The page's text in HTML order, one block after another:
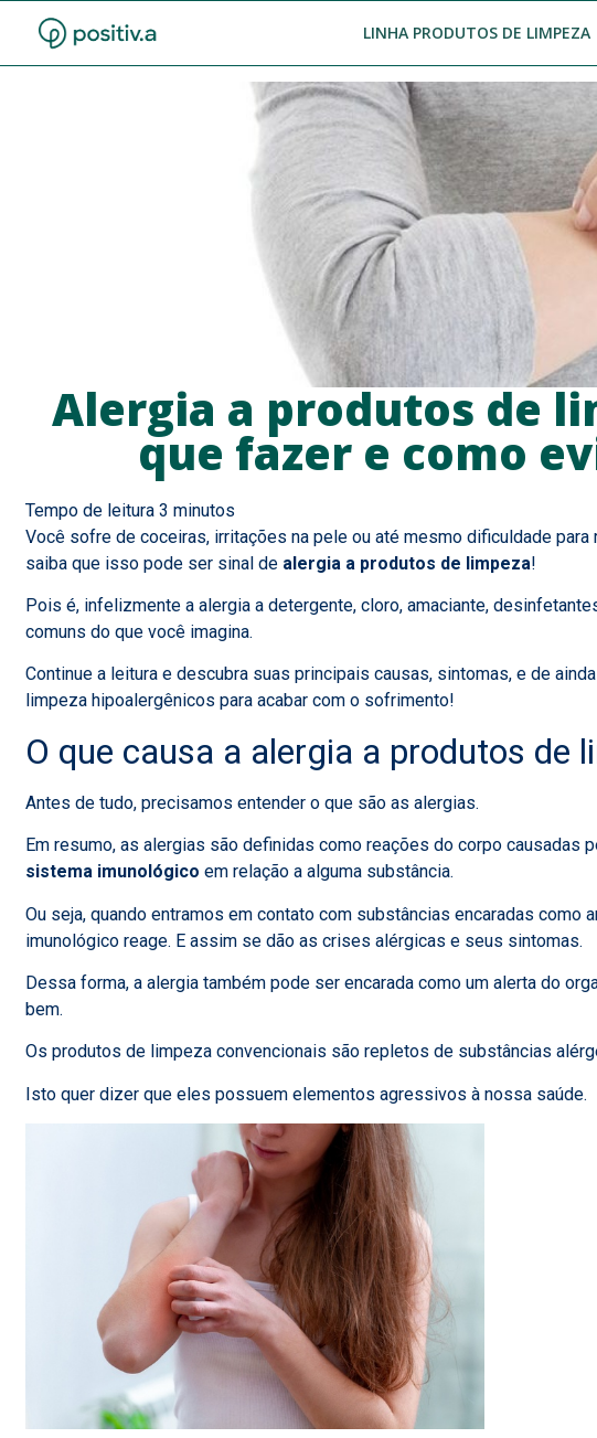
LINHA PRODUTOS DE LIMPEZA
Alergia a produtos de
que fazer e como
Você sofre de coceiras, irritações na pele ou até mesmo dificuldade para
saiba que isso pode ser sinal de alergia a produtos de limpeza!
Pois é, infelizmente a alergia a detergente, cloro, amaciante,
comuns do que você imagina.
Continue a leitura e descubra suas principais causas, sintomas, e de
limpeza hipoalergênicos para acabar com o sofrimento!
O que causa a alergia a produtos de
Antes de tudo, precisamos entender o que são as alergias.
Em resumo, as alergias são definidas como reações do corpo causadas
sistema imunológico em relação a alguma substância.
Ou seja, quando entramos em contato com substâncias encaradas como
imunológico reage. E assim se dão as crises alérgicas e seus sintomas.
Dessa forma, a alergia também pode ser encarada como um alerta do
bem.
Os produtos de limpeza convencionais são repletos de substâncias
Isto quer dizer que eles possuem elementos agressivos à nossa saúde.